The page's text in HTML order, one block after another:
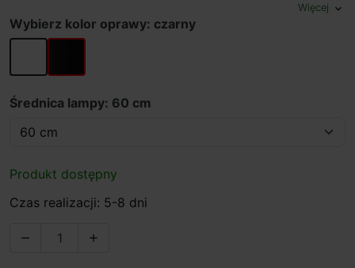
Więcej expand_more
Wybierz kolor oprawy: czarny
biały czarny
Średnica lampy: 60 cm
Produkt dostępny
Czas realizacji: 5-8 dni
 